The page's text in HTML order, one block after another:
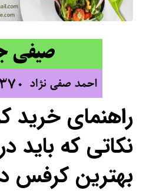
راهنمای خرید
نکاتی که باید
بهترین کرفس